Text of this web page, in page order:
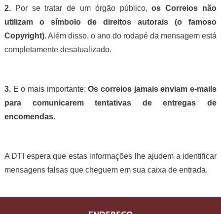
2. Por se tratar de um órgão público,os Correios não
utilizam o símbolo de direitos autorais (o famoso
Copyright). Além disso, o ano do rodapé da mensagem está
completamente desatualizado.
3. E o mais importante:Os correios jamais enviam e-mails
para comunicarem tentativas de entregas de
encomendas.
A DTI espera que estas informações lhe ajudem a identificar
mensagens falsas que cheguem em sua caixa de entrada.